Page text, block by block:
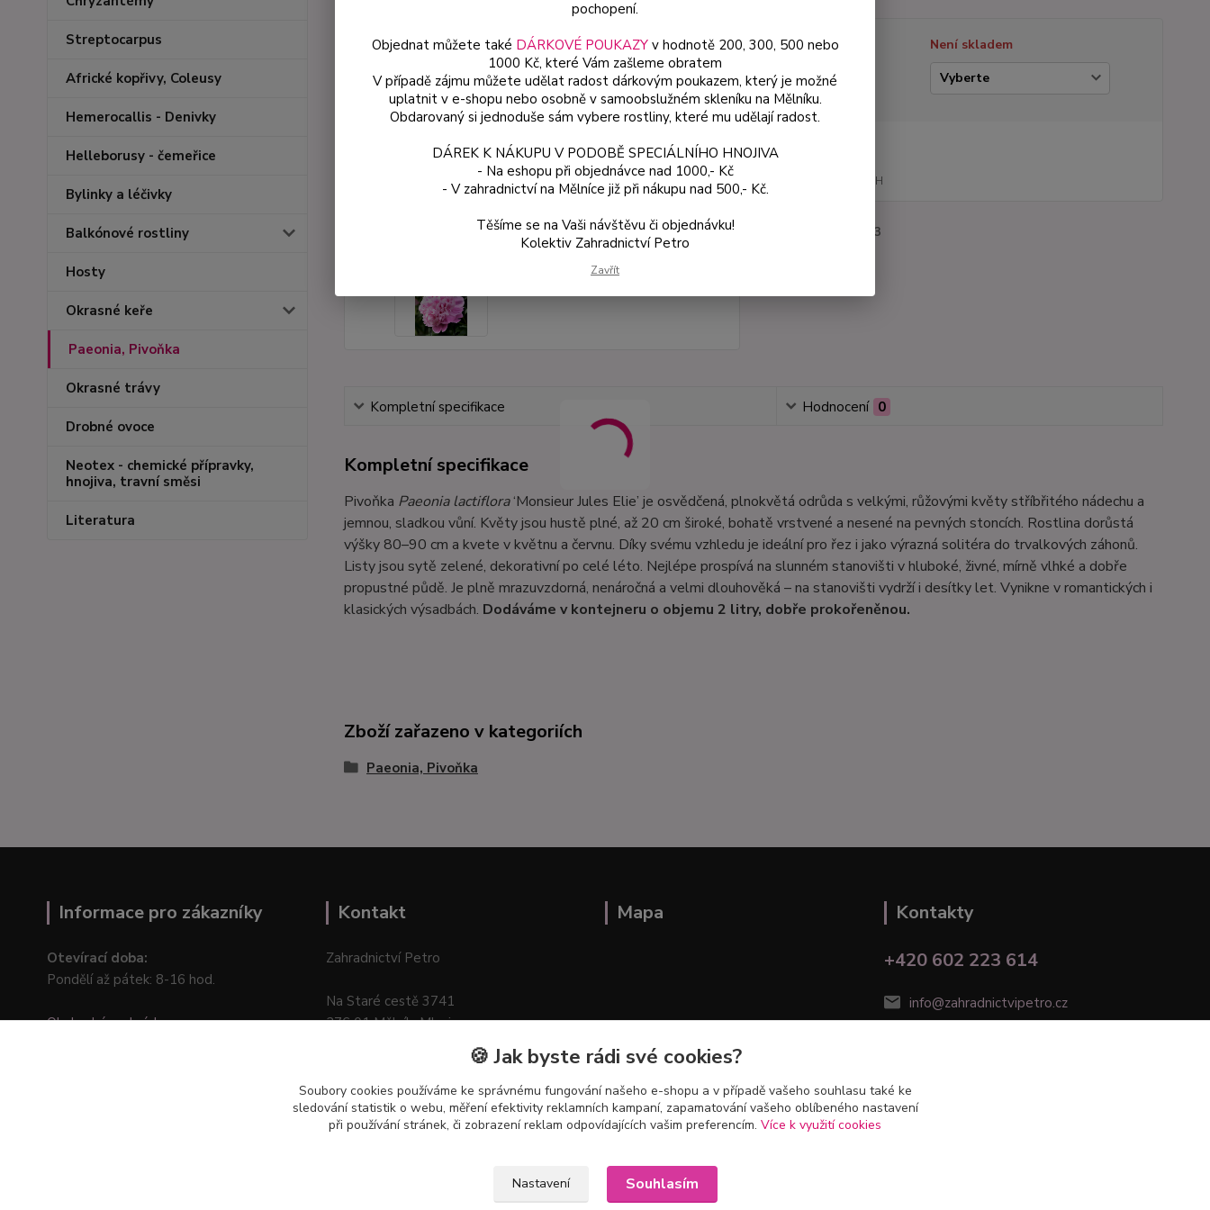
Streptocarpus
Africké kopřivy, Coleusy
Hemerocallis - Denivky
Helleborusy - čemeřice
Bylinky a léčivky
Balkónové rostliny
Hosty
Okrasné keře
Paeonia, Pivoňka
Okrasné trávy
Drobné ovoce
Neotex - chemické přípravky,
hnojiva, travní směsi
Literatura
Dostupnost
Není skladem
Varianta
bez DPH
3163
Kompletní specifikace Hodnocení 0
Kompletní specifikace
Pivoňka Paeonia lactiflora‘Monsieur Jules Elie’ je osvědčená, plnokvětá odrůda s velkými, růžovými květy stříbřitého nádechu a
jemnou, sladkou vůní. Květy jsou hustě plné, až 20 cm široké, bohatě vrstvené a nesené na pevných stoncích. Rostlina dorůstá
výšky 80–90 cm a kvete v květnu a červnu. Díky svému vzhledu je ideální pro řez i jako výrazná solitéra do trvalkových záhonů.
Listy jsou sytě zelené, dekorativní po celé léto. Nejlépe prospívá na slunném stanovišti v hluboké, živné, mírně vlhké a dobře
propustné půdě. Je plně mrazuvzdorná, nenáročná a velmi dlouhověká – na stanovišti vydrží i desítky let. Vynikne v romantických i
klasických výsadbách. Dodáváme v kontejneru o objemu 2 litry, dobře prokořeněnou.
Zboží zařazeno v kategoriích
Paeonia, Pivoňka
Informace pro zákazníky
Otevírací doba:
Pondělí až pátek: 8-16 hod.
Obchodní podmínky
Kontakt
Zahradnictví Petro
Na Staré cestě 3741
276 01 Mělník–Mlazice
Mapa
Kontakty
+420 602 223 614
info@zahradnictvipetro.cz
pochopení.
Objednat můžete také DÁRKOVÉ POUKAZYv hodnotě 200, 300, 500 nebo
1000 Kč, které Vám zašleme obratem
V případě zájmu můžete udělat radost dárkovým poukazem, který je možné
uplatnit v e-shopu nebo osobně v samoobslužném skleníku na Mělníku.
Obdarovaný si jednoduše sám vybere rostliny, které mu udělají radost.
DÁREK K NÁKUPU V PODOBĚ SPECIÁLNÍHO HNOJIVA
- Na eshopu při objednávce nad 1000,- Kč
- V zahradnictví na Mělníce již při nákupu nad 500,- Kč.
Těšíme se na Vaši návštěvu či objednávku!
Kolektiv Zahradnictví Petro
Zavřít
🍪 Jak byste rádi své cookies?
Soubory cookies používáme ke správnému fungování našeho e-shopu a v případě vašeho souhlasu také ke
sledování statistik o webu, měření efektivity reklamních kampaní, zapamatování vašeho oblíbeného nastavení
při používání stránek, či zobrazení reklam odpovídajících vašim preferencím. Více k využití cookies
Nastavení Souhlasím